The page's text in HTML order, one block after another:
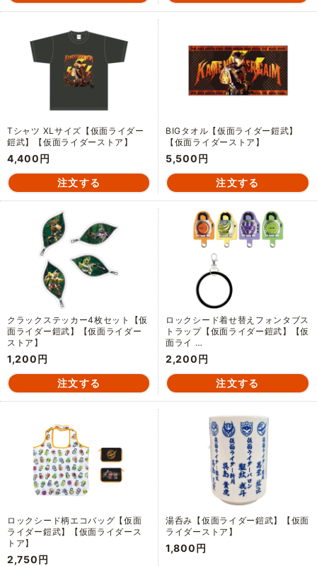
Tシャツ XLサイズ【仮面ライダー
鎧武】【仮面ライダーストア】
4,400円
BIGタオル【仮面ライダー鎧武】
【仮面ライダーストア】
5,500円
クラックステッカー4枚セット【仮
面ライダー鎧武】【仮面ライダー
ストア】
1,200円
ロックシード着せ替えフォンタブス
トラップ【仮面ライダー鎧武】【仮
面ライ …
2,200円
ロックシード柄エコバッグ【仮面
ライダー鎧武】【仮面ライダース
トア】
2,750円
湯呑み【仮面ライダー鎧武】【仮面
ライダーストア】
1,800円